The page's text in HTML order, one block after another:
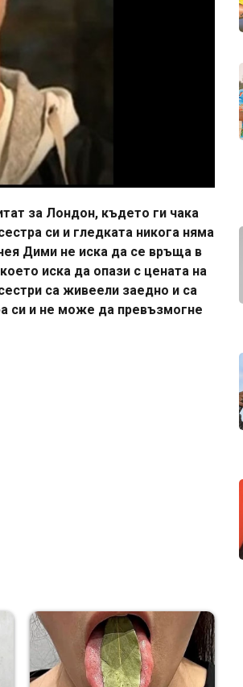
за Лондон, където ги чака
си и гледката никога няма
Дими не иска да се връща в
иска да опази с цената на
са живеели заедно и са
си и не може да превъзмогне